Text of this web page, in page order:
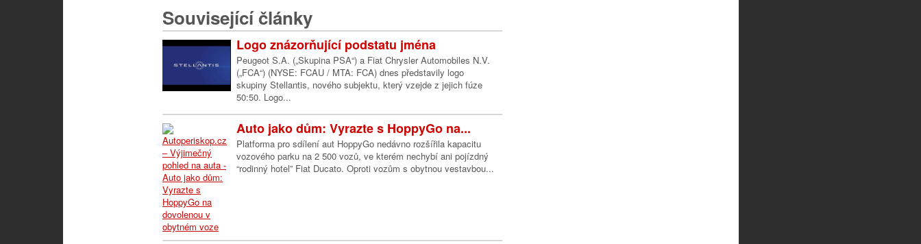
Související články
Logo znázorňující podstatu jména
Peugeot S.A. („Skupina PSA“) a Fiat Chrysler Automobiles N.V.
(„FCA“) (NYSE: FCAU / MTA: FCA) dnes představily logo
skupiny Stellantis, nového subjektu, který vzejde z jejich fúze
50:50. Logo...
Auto jako dům: Vyrazte s HoppyGo na...
Platforma pro sdílení aut HoppyGo nedávno rozšířila kapacitu
vozového parku na 2 500 vozů, ve kterém nechybí ani pojízdný
“rodinný hotel” Fiat Ducato. Oproti vozům s obytnou vestavbou...